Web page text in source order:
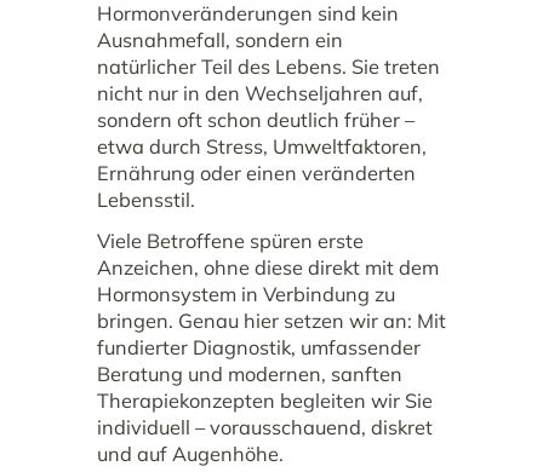
Hormonveränderungen sind kein
Ausnahmefall, sondern ein
natürlicher Teil des Lebens. Sie treten
nicht nur in den Wechseljahren auf,
sondern oft schon deutlich früher –
etwa durch Stress, Umweltfaktoren,
Ernährung oder einen veränderten
Lebensstil.
Viele Betroffene spüren erste
Anzeichen, ohne diese direkt mit dem
Hormonsystem in Verbindung zu
bringen. Genau hier setzen wir an: Mit
fundierter Diagnostik, umfassender
Beratung und modernen, sanften
Therapiekonzepten begleiten wir Sie
individuell – vorausschauend, diskret
und auf Augenhöhe.